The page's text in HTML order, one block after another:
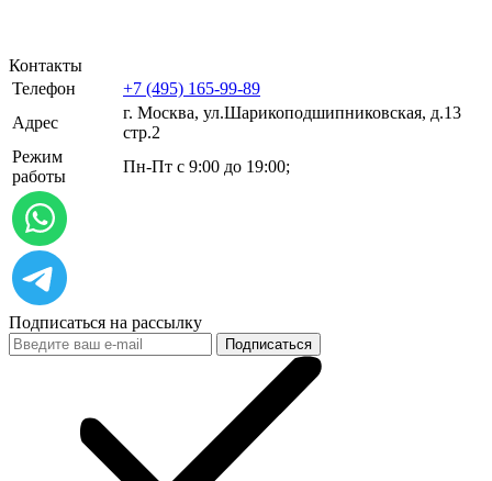
Контакты
Телефон
+7 (495) 165-99-89
Адрес
г. Москва, ул.​​Шарикоподшипниковская, д.13
стр.2
Режим
работы
Пн-Пт с 9:00 до 19:00;
Подписаться на рассылку
Подписаться